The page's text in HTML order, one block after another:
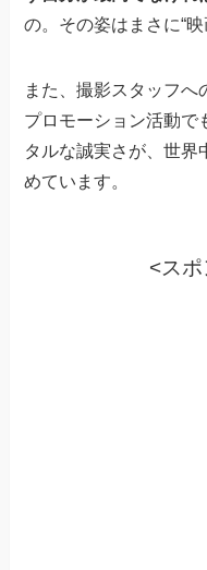
の。その姿はまさに“映
また、撮影スタッフ
プロモーション活動で
タルな誠実さが、世界
めています。
<ス